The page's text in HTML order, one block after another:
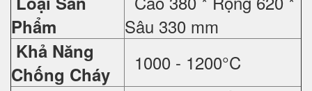
Phẩm
Sâu 330 mm
Khả Năng
Chống Cháy
1000 - 1200°C